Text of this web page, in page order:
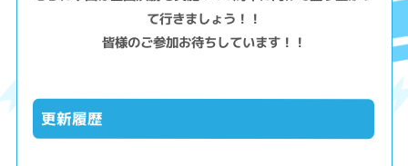
て行きましょう！！
皆様のご参加お待ちしています！！
更新履歴